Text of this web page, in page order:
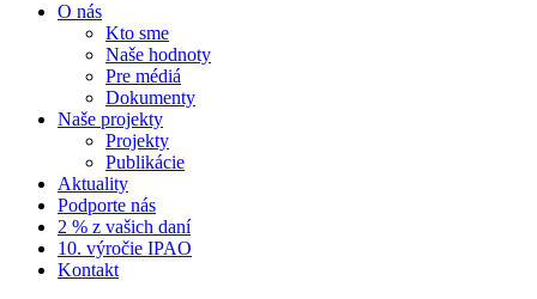
O nás
Kto sme
Naše hodnoty
Pre médiá
Dokumenty
Naše projekty
Projekty
Publikácie
Aktuality
Podporte nás
2 % z vašich daní
10. výročie IPAO
Kontakt